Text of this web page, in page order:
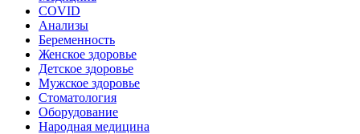
COVID
Анализы
Беременность
Женское здоровье
Детское здоровье
Мужское здоровье
Стоматология
Оборудование
Народная медицина